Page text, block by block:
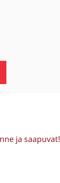
ja saapuvat!